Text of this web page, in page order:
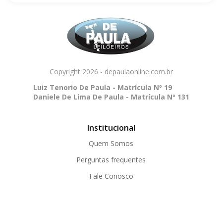
Copyright 2026 - depaulaonline.com.br
Luiz Tenorio De Paula - Matrícula Nº 19
Daniele De Lima De Paula - Matrícula Nº 131
Institucional
Quem Somos
Perguntas frequentes
Fale Conosco